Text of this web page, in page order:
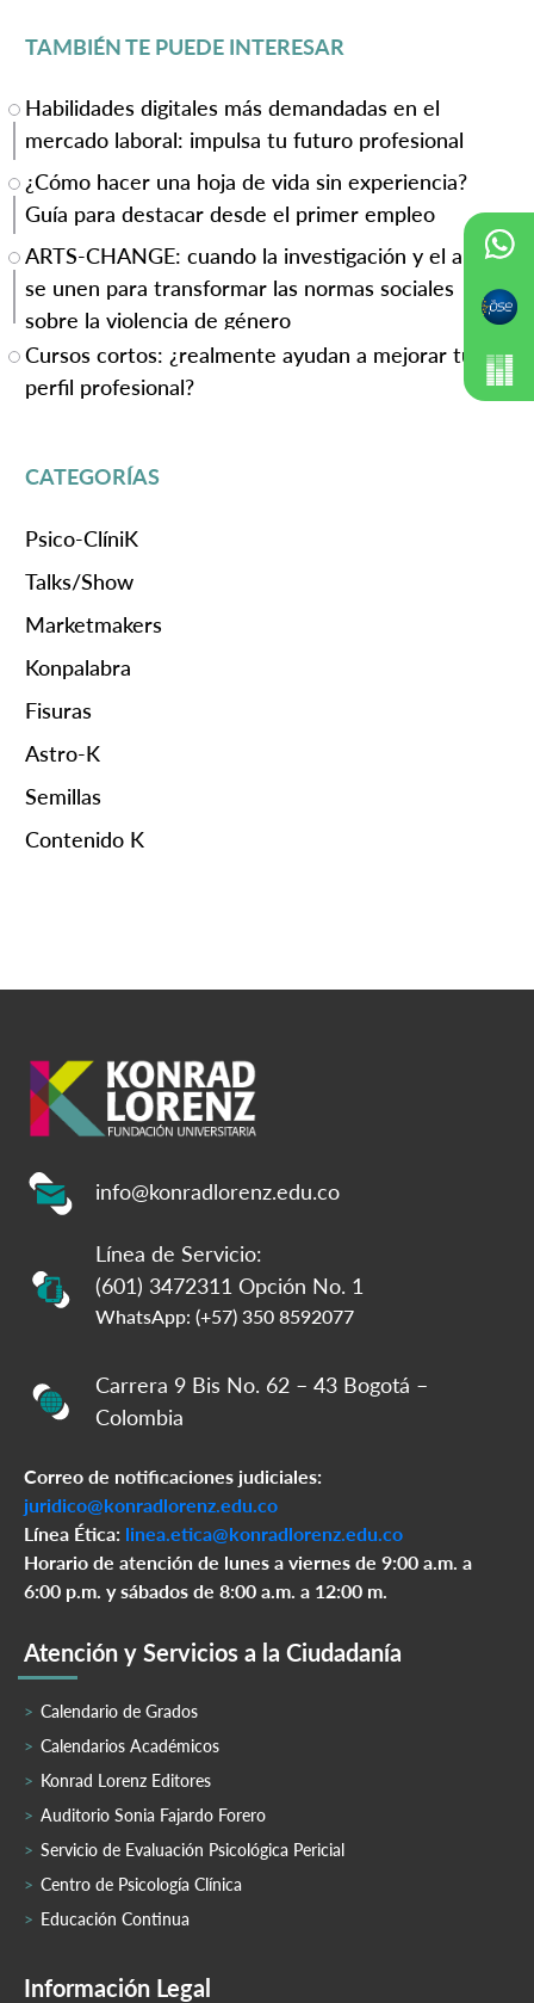
TAMBIÉN TE PUEDE INTERESAR
Habilidades digitales más demandadas en el
mercado laboral: impulsa tu futuro profesional
¿Cómo hacer una hoja de vida sin experiencia?
Guía para destacar desde el primer empleo
ARTS-CHANGE: cuando la investigación y el arte
se unen para transformar las normas sociales
sobre la violencia de género
Cursos cortos: ¿realmente ayudan a mejorar tu
perfil profesional?
CATEGORÍAS
Psico-ClíniK
Talks/Show
Marketmakers
Konpalabra
Fisuras
Astro-K
Semillas
Contenido K
info@konradlorenz.edu.co
Línea de Servicio:
(601) 3472311 Opción No. 1
WhatsApp: (+57) 350 8592077
Carrera 9 Bis No. 62 – 43 Bogotá –
Colombia
Correo de notificaciones judiciales:
juridico@konradlorenz.edu.co
Línea Ética: linea.etica@konradlorenz.edu.co
Horario de atención de lunes a viernes de 9:00 a.m. a
6:00 p.m. y sábados de 8:00 a.m. a 12:00 m.
Atención y Servicios a la Ciudadanía
Calendario de Grados
Calendarios Académicos
Konrad Lorenz Editores
Auditorio Sonia Fajardo Forero
Servicio de Evaluación Psicológica Pericial
Centro de Psicología Clínica
Educación Continua
Información Legal